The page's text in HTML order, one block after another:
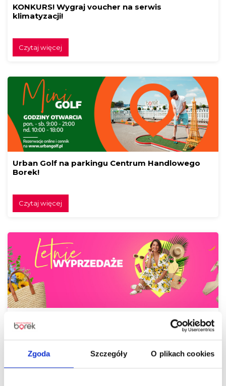
Zgoda Szczegóły O plikach cookies
KONKURS! Wygraj voucher na serwis
klimatyzacji!
Czytaj więcej
Urban Golf na parkingu Centrum Handlowego
Borek!
Czytaj więcej
Czas na letnie odświeżenie! Odkryj gorące
wyprzedaże w Centrum Handlowym Borek
Czytaj więcej